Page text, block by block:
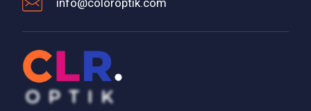
info@coloroptik.com